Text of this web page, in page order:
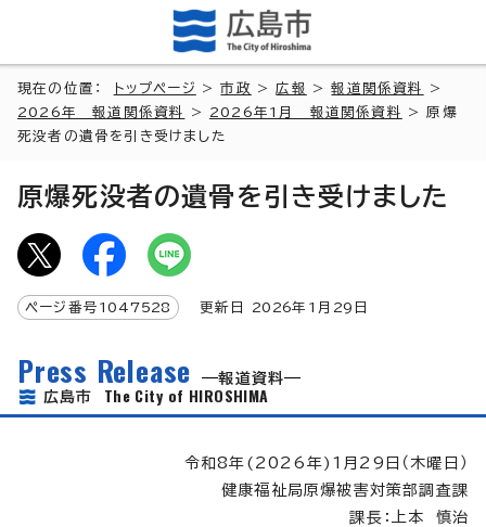
現在の位置： トップページ >市政 >広報 >報道関係資料
>
2026年 報道関係資料
> 2026年1月 報道関係資料
> 原爆
死没者の遺骨を引き受けました
原爆死没者の遺骨を引き受けました
ページ番号 1047528 更新日 2026年1月 29 日
Press Release
報道資料
広島市 The City of HIROSHIMA
令和8年(2026年)1月29日（木曜日）
健康福祉局原爆被害対策部調査課
課長：上本 慎治